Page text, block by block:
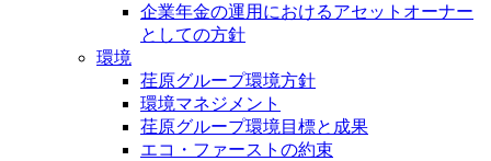
企業年金の運用におけるアセットオーナー
としての方針
環境
荏原グループ環境方針
環境マネジメント
荏原グループ環境目標と成果
エコ・ファーストの約束